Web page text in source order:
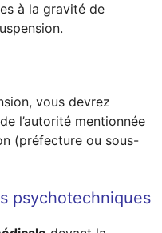
à la gravité de
vous devrez
l’autorité mentionnée
(préfecture ou sous-
psychotechniques